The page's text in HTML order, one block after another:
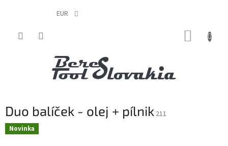
EUR
Duo balíček - olej + pílnik 211
Novinka